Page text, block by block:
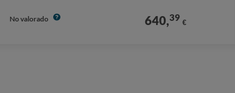
No valorado 640,39 €